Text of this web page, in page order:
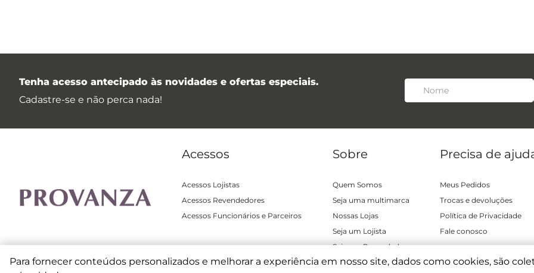
Para fornecer conteúdos personalizados e melhorar a experiência em nosso site, dados como cookies, são
Tenha acesso antecipado às novidades e ofertas especiais.
Cadastre-se e não perca nada!
Acessos
Acessos Lojistas
Acessos Revendedores
Acessos Funcionários e Parceiros
Sobre
Quem Somos
Seja uma multimarca
Nossas Lojas
Seja um Lojista
Seja um Revendedor
Precisa de
Meus Pedidos
Trocas e devoluções
Política de Privacidade
Fale conosco